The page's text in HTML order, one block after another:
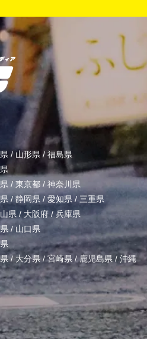
/ 山形県/ 福島県
/ 東京都 / 神奈川県
/ 静岡県 / 愛知県 / 三重県
県/ 大阪府 /兵庫県
/ 山口県
/ 大分県/宮崎県 /鹿児島県 / 沖縄